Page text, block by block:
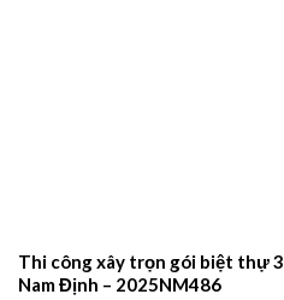
Thi công xây trọn gói biệt thự
Nam Định – 2025NM486